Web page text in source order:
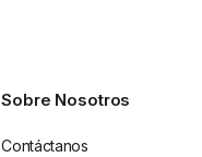
Sobre Nosotros
Contáctanos